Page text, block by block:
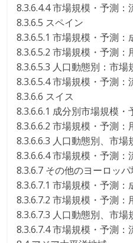
8.3.6.4.4 市場規模・予測：
8.3.6.5 スペイン
8.3.6.5.1 市場規模・予測：
8.3.6.5.2 市場規模・予測：
8.3.6.5.3 人口動態別：市場
8.3.6.5.4 市場規模・予測：
8.3.6.6 スイス
8.3.6.6.1 成分別市場規模・
8.3.6.6.2 市場規模・予測：
8.3.6.6.3 人口動態別、市場
8.3.6.6.4 市場規模・予測：
8.3.6.7 その他のヨーロッ
8.3.6.7.1 市場規模・予測：
8.3.6.7.2 市場規模・予測：
8.3.6.7.3 人口動態別、市場
8.3.6.7.4 市場規模・予測：